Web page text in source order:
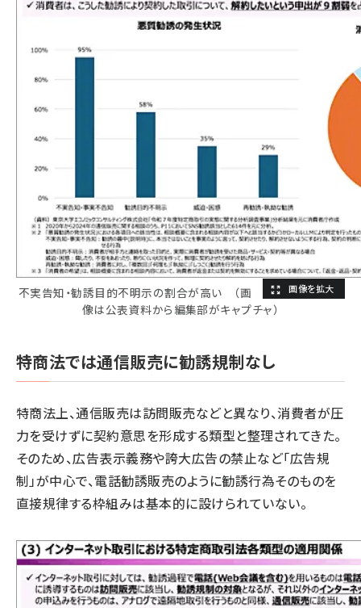
不実告知・勧誘目的不明示の割合が高い （画
像は公表資料から編集部がキャプチャ）
特商法では通信販売に勧誘規制なし
特商法上、通信販売は訪問販売などと異なり、消費者が圧
力を受けずに契約意思を形成する類型と整理されてきた。
そのため、広告表示義務や誇大広告の禁止など「広告規
制」が中心で、電話勧誘販売のように勧誘行為そのものを
直接規律する枠組みは基本的に設けられていない。